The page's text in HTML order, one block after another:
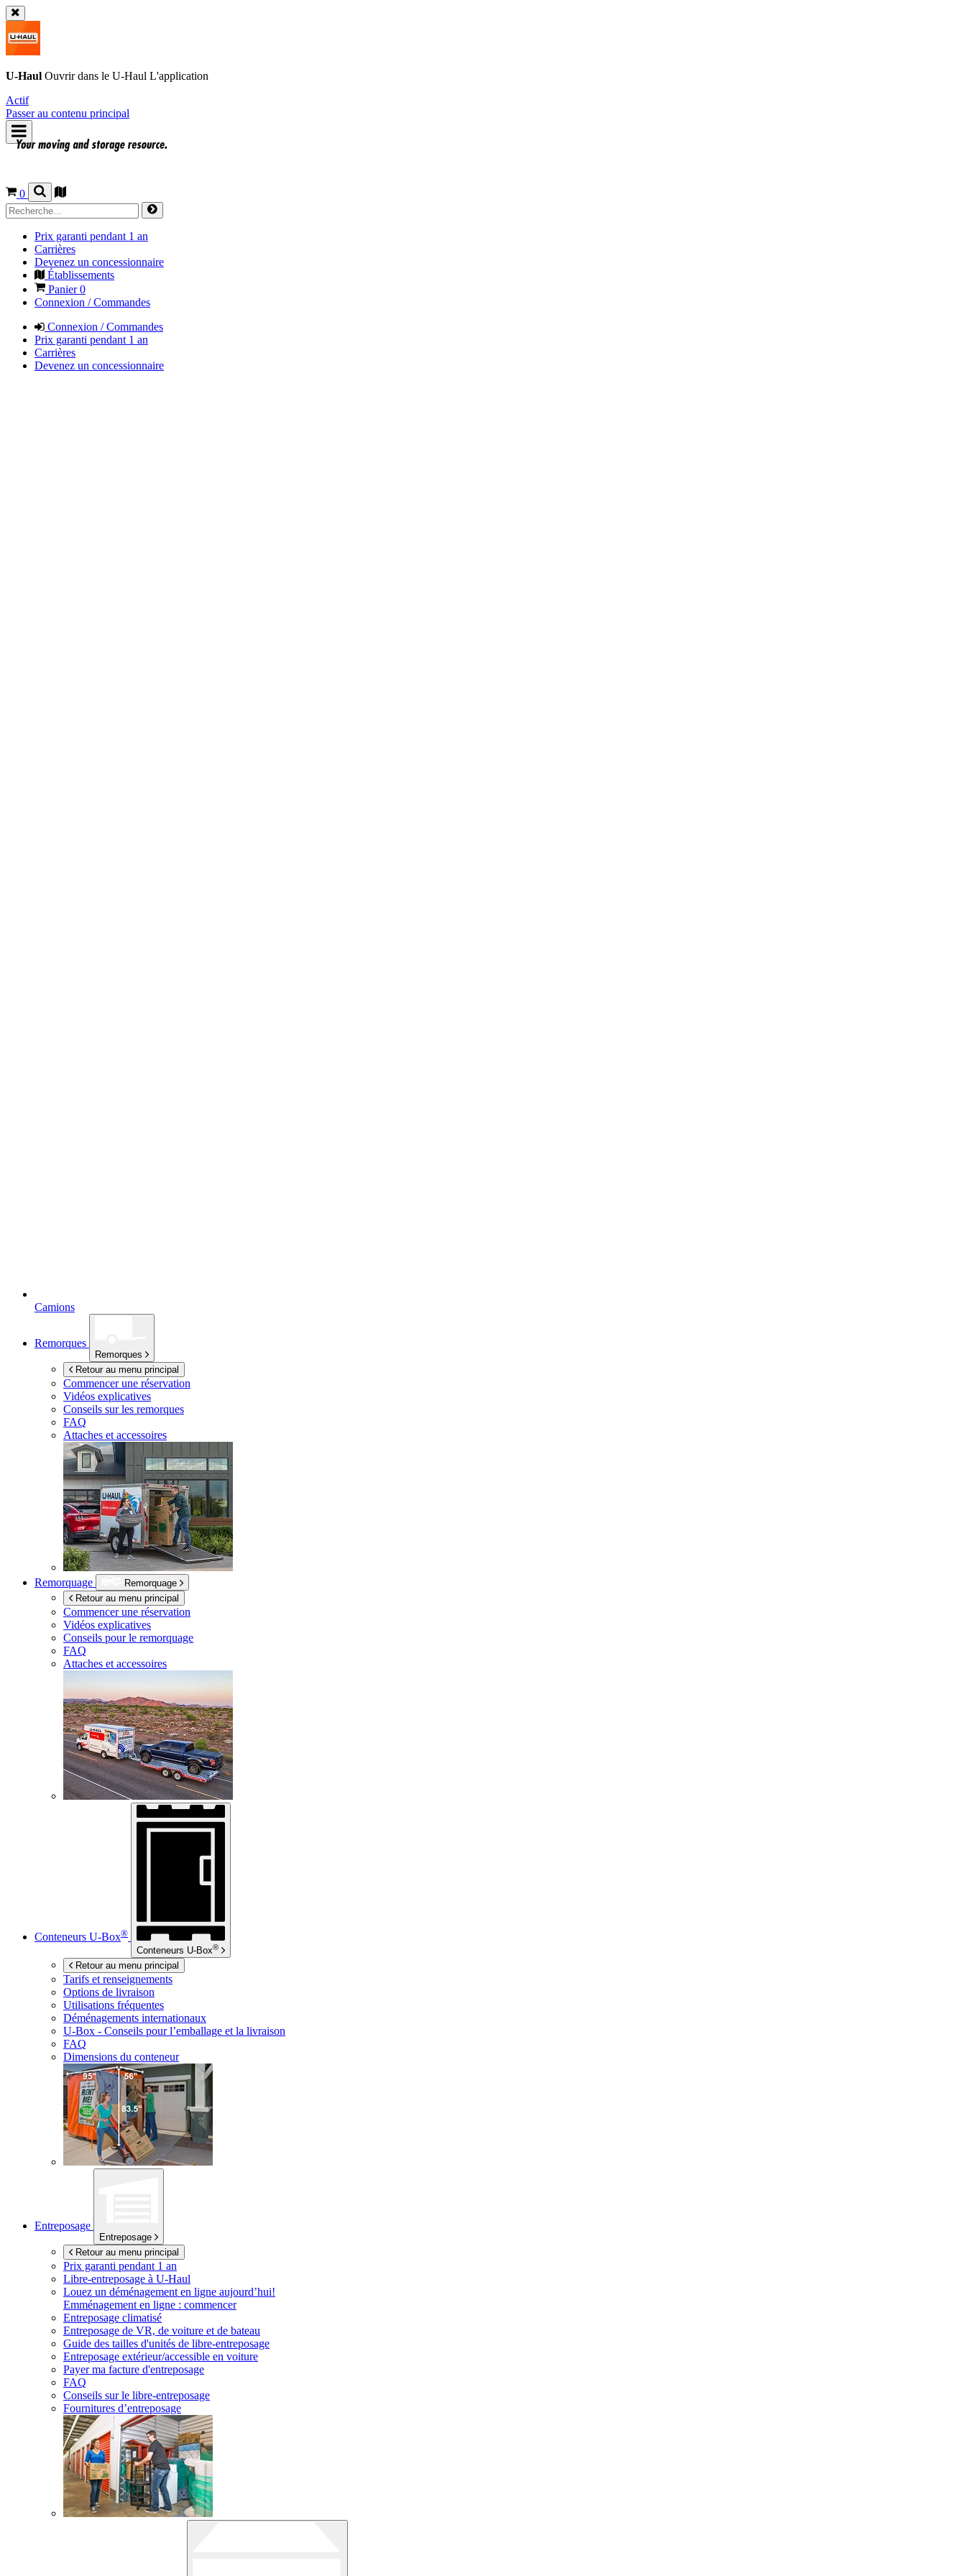
U-Haul Ouvrir dans le U-Haul L'application
Actif
Passer au contenu principal
0
Prix garanti pendant 1 an
Carrières
Devenez un concessionnaire
Établissements
Panier0
Connexion / Commandes
Connexion / Commandes
Prix garanti pendant 1 an
Carrières
Devenez un concessionnaire
Camions
Remorques
Remorques
Retour au menu principal
Commencer une réservation
Vidéos explicatives
Conseils sur les remorques
FAQ
Attaches et accessoires
Remorquage
Remorquage
Retour au menu principal
Commencer une réservation
Vidéos explicatives
Conseils pour le remorquage
FAQ
Attaches et accessoires
Conteneurs U-Box®
Conteneurs U-Box®
Retour au menu principal
Tarifs et renseignements
Options de livraison
Utilisations fréquentes
Déménagements internationaux
U-Box - Conseils pour l’emballage et la livraison
FAQ
Dimensions du conteneur
Entreposage
Entreposage
Retour au menu principal
Prix garanti pendant 1 an
Libre-entreposage à U-Haul
Louez un déménagement en ligne aujourd’hui!
Emménagement en ligne : commencer
Entreposage climatisé
Entreposage de VR, de voiture et de bateau
Guide des tailles d'unités de libre-entreposage
Entreposage extérieur/accessible en voiture
Payer ma facture d'entreposage
FAQ
Conseils sur le libre-entreposage
Fournitures d’entreposage